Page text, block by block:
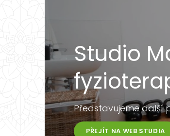
Studio
Představujeme další
PŘEJÍT NA WEB STUDIA